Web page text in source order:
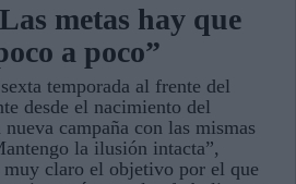
metas hay que
a poco”
temporada al frente del
desde el nacimiento del
campaña con las mismas
la ilusión intacta”,
muy claro el objetivo por el que